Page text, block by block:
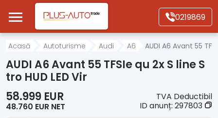
Mergi direct la conținutul principal
0219869
Acasă
Autoturisme
Motociclete
Acasă Autoturisme Audi A6 AUDI A6 Avant 55
AUDI A6 Avant 55 TFSIe qu 2x S line S
tro HUD LED Vir
58.999 EUR
48.760 EUR NET
TVA Deductibil
ID anunț: 297803